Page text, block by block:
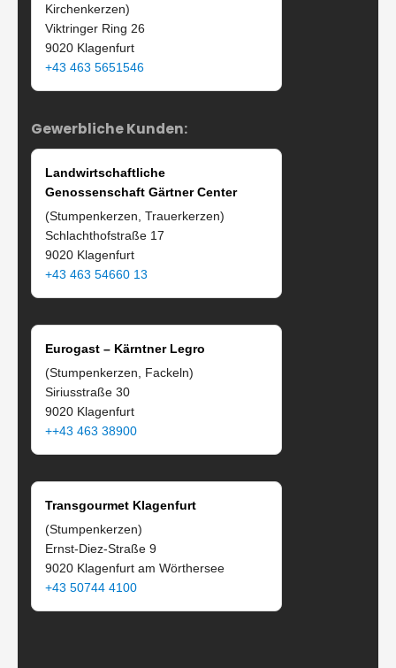
Kirchenkerzen)
Viktringer Ring 26
9020 Klagenfurt
+43 463 5651546
Gewerbliche Kunden:
Landwirtschaftliche
Genossenschaft Gärtner Center
(Stumpenkerzen, Trauerkerzen)
Schlachthofstraße 17
9020 Klagenfurt
+43 463 54660 13
Eurogast – Kärntner Legro
(Stumpenkerzen, Fackeln)
Siriusstraße 30
9020 Klagenfurt
++43 463 38900
Transgourmet Klagenfurt
(Stumpenkerzen)
Ernst-Diez-Straße 9
9020 Klagenfurt am Wörthersee
+43 50744 4100